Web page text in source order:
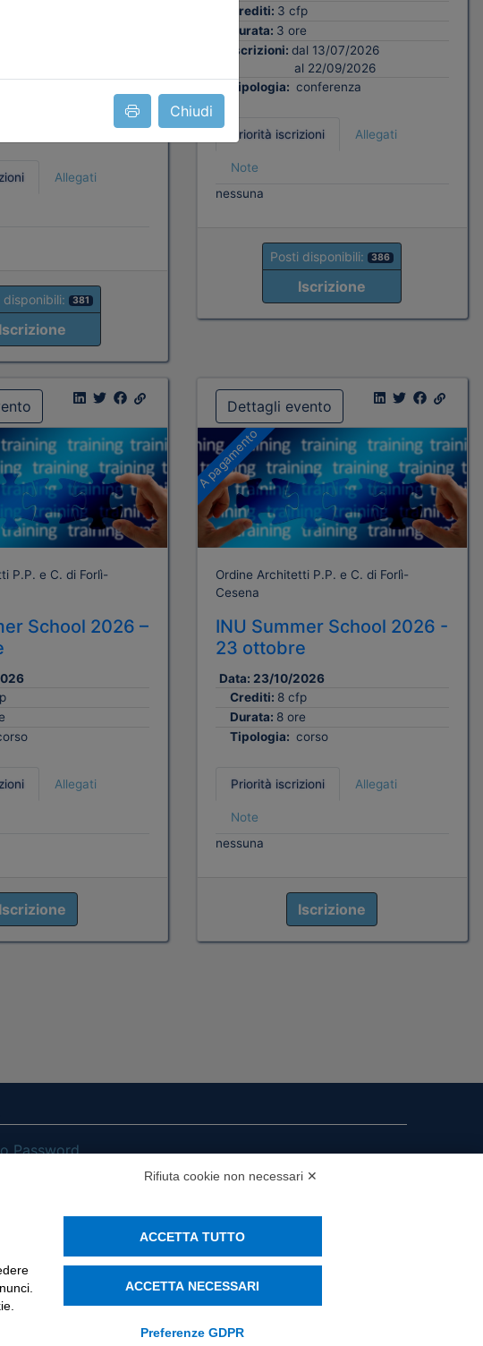
Chiudi
Allegati
disponibili: 381
Iscrizione
Crediti: 3 cfp
Durata: 3 ore
Iscrizioni: dal 13/07/2026
al 22/09/2026
Tipologia: conferenza
Priorità iscrizioni Allegati
Note
nessuna
Posti disponibili: 386
Iscrizione
P.P. e C. di Forlì-
School 2026 –
Allegati
Iscrizione
Dettagli evento
A pagamento
Ordine Architetti P.P. e C. di Forlì-
Cesena
INU Summer School 2026 -
23 ottobre
Data: 23/10/2026
Crediti: 8 cfp
Durata: 8 ore
Tipologia: corso
Priorità iscrizioni Allegati
Note
nessuna
Iscrizione
Password
AND TERMS
Rifiuta cookie non necessari ✕
ACCETTA TUTTO
ACCETTA NECESSARI
Preferenze GDPR